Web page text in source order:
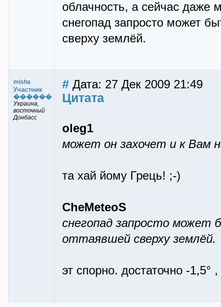
облачность, а сейчас даже
снегопад запросто может
сверху землёй.
misha
Участник
������
Украина,
восточный
Донбасс
# Дата: 27 Дек 2009 21:49
Цитата
oleg1
может он захочет и к Вам
та хай йому Грець! ;-)
CheMeteoS
снегопад запросто может
оттаявшей сверху землёй.
эт спорно. достаточно -